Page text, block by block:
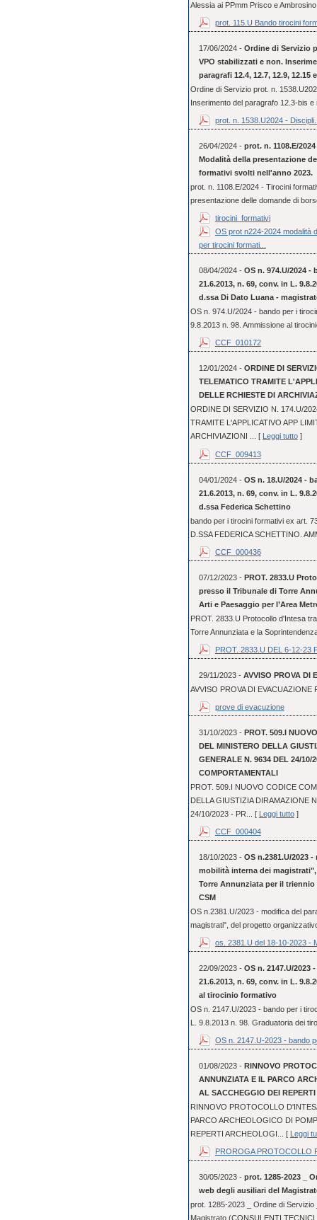
Alessia ai PPmm Prisco e Ambrosino
prot. 115.U Bando tirocini
17/06/2024 - Ordine di Servizio
VPO stabilizzati e non.
paragrafi 12.4, 12.7, 12.9,
Ordine di Servizio prot. n.
Inserimento del paragrafo 12.3-bis
prot. n. 1538.U2024 -
26/04/2024 - prot. n. 1108.E/
Modalità della presentazione
formativi svolti nell'anno 2023.
prot. n. 1108.E/2024 - Tirocini
presentazione delle domande di
tirocini_formativi
OS prot n224-2024 modalità
per tirocini formati...
08/04/2024 - OS n. 974.U/2024
21.6.2013, n. 69, conv. in L.
d.ssa Di Dato Luana -
OS n. 974.U/2024 - bando per i
9.8.2013 n. 98. Ammissione al
CCF_010172
12/01/2024 - ORDINE DI
TELEMATICO TRAMITE
DELLE RCHIESTE DI
ORDINE DI SERVIZIO N. 174.U/
TRAMITE L'APPLICATIVO APP
ARCHIVIAZIONI ... [ Leggi tutto]
CCF_009413
04/01/2024 - OS n. 18.U/2024 -
21.6.2013, n. 69, conv. in L.
d.ssa Federica Schettino
bando per i tirocini formativi ex art.
D.SSA FEDERICA SCHETTINO.
CCF_000436
07/12/2023 - PROT. 2833.U
presso il Tribunale di Torre
Arti e Paesaggio per l’Area
PROT. 2833.U Protocollo d'Intesa
Torre Annunziata e la
PROT. 2833.U DEL 6-12-23
29/11/2023 - AVVISO PROVA DI
AVVISO PROVA DI
prove di evacuzione
31/10/2023 - PROT. 509.I
DEL MINISTERO DELLA
GENERALE N. 9634 DEL 24/10/
COMPORTAMENTALI
PROT. 509.I NUOVO CODICE
DELLA GIUSTIZIA DIRAMAZIONE
24/10/2023 - PR... [ Leggi tutto]
CCF_000404
18/10/2023 - OS n.2381.U/2023
mobilità interna dei
Torre Annunziata per il triennio
CSM
OS n.2381.U/2023 - modifica del
magistrati", del progetto
os. 2381.U del 18-10-2023 -
22/09/2023 - OS n. 2147.U/
21.6.2013, n. 69, conv. in L.
al tirocinio formativo
OS n. 2147.U/2023 - bando per i
L. 9.8.2013 n. 98. Graduatoria dei
OS n. 2147.U-2023 - bando
01/08/2023 - RINNOVO
ANNUNZIATA E IL PARCO
AL SACCHEGGIO DEI
RINNOVO PROTOCOLLO
PARCO ARCHEOLOGICO DI
REPERTI ARCHEOLOGI... [ Leggi
PROROGA PROTOCOLLO
30/05/2023 - prot. 1285-2023 _
web degli ausiliari del
prot. 1285-2023 _ Ordine di
Magistrato (CONSULENTI TECNICI